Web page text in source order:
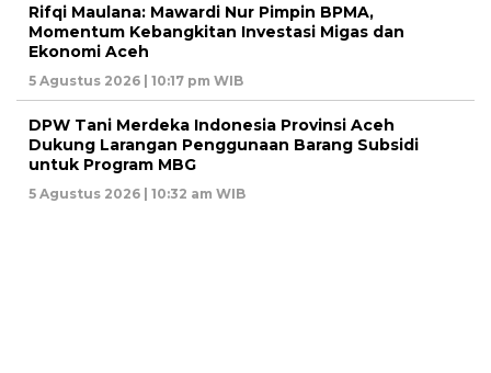
Rifqi Maulana: Mawardi Nur Pimpin BPMA,
Momentum Kebangkitan Investasi Migas dan
Ekonomi Aceh
5 Agustus 2026 | 10:17 pm WIB
DPW Tani Merdeka Indonesia Provinsi Aceh
Dukung Larangan Penggunaan Barang Subsidi
untuk Program MBG
5 Agustus 2026 | 10:32 am WIB